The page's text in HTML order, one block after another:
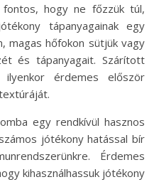
hogy ne főzzük túl,
tápanyagainak egy
magas hőfokon sütjük vagy
és tápanyagait. Szárított
ilyenkor érdemes először
egy rendkívül hasznos
jótékony hatással bír
Érdemes
kihasználhassuk jótékony